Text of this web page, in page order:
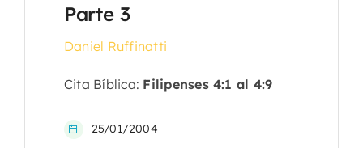
Parte 3
Daniel Ruffinatti
Cita Bíblica: Filipenses 4:1 al 4:9
25/01/2004